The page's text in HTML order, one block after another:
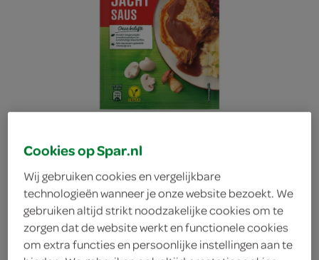
Knorr Jachtsaus
Knorr
Cookies op Spar.nl
Wij gebruiken cookies en vergelijkbare
technologieën wanneer je onze website bezoekt. We
gebruiken altijd strikt noodzakelijke cookies om te
zorgen dat de website werkt en functionele cookies
om extra functies en persoonlijke instellingen aan te